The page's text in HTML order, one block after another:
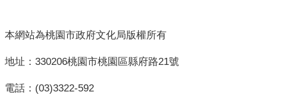
本網站為桃園市政府文化局版權所有
地址：330206桃園市桃園區縣府路21號
電話：(03)3322-592